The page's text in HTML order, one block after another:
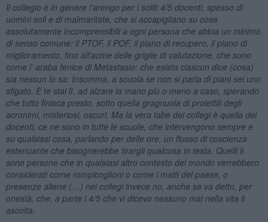
Il collegio è in genere l’arengo per i soliti 4/5 docenti, spesso di
uomini soli e di malmaritate, che si accapigliano su cose
assolutamente incomprensibili a ogni persona che abbia un minimo
di senso comune: il PTOF, il POF, il piano di recupero, il piano di
miglioramento, fino all’acme delle griglie di valutazione, che sono
come l’ araba fenice di Metastasio: che esista ciascun dice (cosa)
sia nessun lo sa: Insomma, a scuola se non si parla di piani sei uno
sfigato. E te stai lì, ad alzare la mano più o meno a caso, sperando
che tutto finisca presto, sotto quella gragnuola di proiettili degli
acronimi, misteriosi, oscuri. Ma la vera tabe dei collegi è quella dei
docenti, ce ne sono in tutte le scuole, che intervengono sempre e
su qualsiasi cosa, parlando per delle ore, un flusso di coscienza
estenuante che bisognerebbe tirargli qualcosa in testa. Quelli lì
sono persone che in qualsiasi altro contesto del mondo verrebbero
considerati come rompicoglioni o come i matti del paese, o
presenze aliene (…) nei collegi invece no, anche se va detto, per
onestà, che, a parte i 4/5 che vi dicevo nessuno mai nella vita li
ascolta.